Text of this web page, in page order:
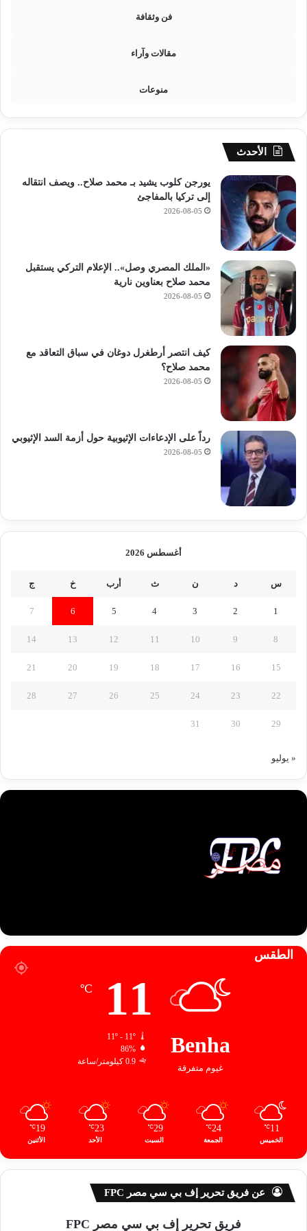
فن وثقافة
مقالات وآراء
منوعات
الأحدث
يورجن كلوب يشيد بـ محمد صلاح.. ويصف انتقاله
إلى تركيا بالمفاجئ
2026-08-05
«الملك المصري وصل».. الإعلام التركي يستقبل
محمد صلاح بعناوين نارية
2026-08-05
كيف انتصر أرطغرل دوغان في سباق التعاقد مع
محمد صلاح؟
2026-08-05
رداً على الإدعاءات الإثيوبية حول أزمة السد الإثيوبي
2026-08-05
أغسطس 2026
س د ن ث أرب خ ج
1
2
3
4
5
6
7
8
9
10
11
12
13
14
15
16
17
18
19
20
21
22
23
24
25
26
27
28
29
30
31
« يوليو
الطقس
Benha
غيوم متفرقة
11
℃
11º - 11º
86%
0.9 كيلومتر/ساعة
11
℃
الخميس
24
℃
الجمعة
29
℃
السبت
23
℃
الأحد
19
℃
الأثنين
عن فريق تحرير إف بي سي مصر FPC
فريق تحرير إف بي سي مصر FPC